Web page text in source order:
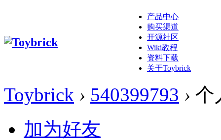
产品中心
购买渠道
开源社区
Wiki教程
资料下载
关于Toybrick
Toybrick › 540399793 › 个
加为好友